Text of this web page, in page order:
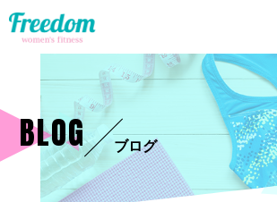
BLOG ブログ